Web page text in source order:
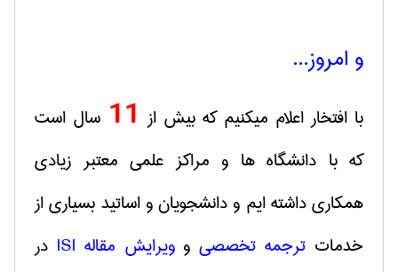
و امروز...
با افتخار اعلام میکنیم که بیش از 11 سال است
که با دانشگاه ها و مراکز علمی معتبر زیادی
همکاری داشته ایم و دانشجویان و اساتید بسیاری از
خدمات ترجمه تخصصی وویرایش مقاله ISI در